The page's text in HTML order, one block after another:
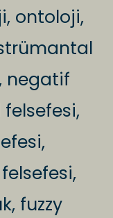
ontoloji,
negatif
fuzzy